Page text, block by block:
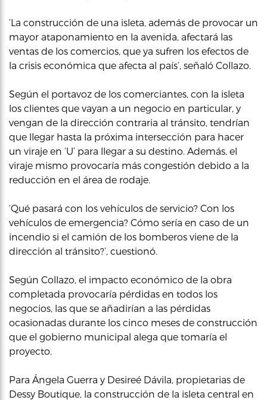
‘La construcción de una isleta, además de provocar un
mayor ataponamiento en la avenida, afectará las
ventas de los comercios, que ya sufren los efectos de
la crisis económica que afecta al país’, señaló Collazo.
Según el portavoz de los comerciantes, con la isleta
los clientes que vayan a un negocio en particular, y
vengan de la dirección contraria al tránsito, tendrían
que llegar hasta la próxima intersección para hacer
un viraje en ‘U’ para llegar a su destino. Además, el
viraje mismo provocaría más congestión debido a la
reducción en el área de rodaje.
‘Qué pasará con los vehículos de servicio? Con los
vehículos de emergencia? Cómo sería en caso de un
incendio si el camión de los bomberos viene de la
dirección al tránsito?’, cuestionó.
Según Collazo, el impacto económico de la obra
completada provocaría pérdidas en todos los
negocios, las que se añadirían a las pérdidas
ocasionadas durante los cinco meses de construcción
que el gobierno municipal alega que tomaría el
proyecto.
Para Ángela Guerra y Desireé Dávila, propietarias de
Dessy Boutique, la construcción de la isleta central en